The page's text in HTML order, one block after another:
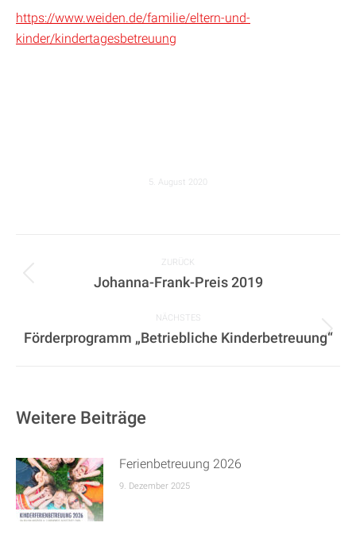
https://www.weiden.de/familie/eltern-und-
kinder/kindertagesbetreuung
5. August 2020
ZURÜCK
Vorheriger
Johanna-Frank-Preis 2019
NÄCHSTES
Nächster
Förderprogramm „Betriebliche Kinderbetreuung“
Weitere Beiträge
Ferienbetreuung 2026
9. Dezember 2025